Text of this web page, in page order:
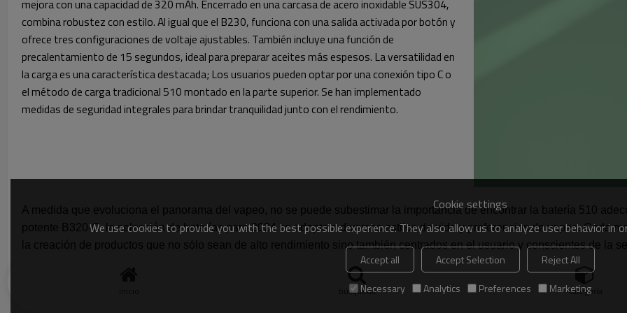
mejora con una capacidad de 320 mAh. Encerrado en una carcasa de acero inoxidable SUS304,
combina robustez con estilo. Al igual que el B230, funciona con una salida activada por botón y
ofrece tres configuraciones de voltaje ajustables. También incluye una función de
precalentamiento de 15 segundos, ideal para preparar aceites más espesos. La versatilidad en
la carga es una característica destacada; Los usuarios pueden optar por una conexión tipo C o
el método de carga tradicional 510 montado en la parte superior. Se han implementado
medidas de seguridad integrales para brindar tranquilidad junto con el rendimiento.
A medida que evoluciona el panorama del vapeo, no se puede subestimar la importancia de encontrar la batería 510
potente B320-C, la selección de baterías para 2024 se adapta a diversos estilos de vida y preferencias de vapeo. Cada
la creación de productos que no sólo sean de alto rendimiento sino también centrados en el usuario y conscientes de la
avances en la tecnología de baterías, el futuro parece brillante para los vapeadores que valoran tanto la calidad como la
búsqueda categoría
Cookie settings
We use cookies to provide you with the best possible experience. They also allow us to analyze user behavior
Accept all Accept Selection
Reject All
Necessary
Analytics Preferences Marketing